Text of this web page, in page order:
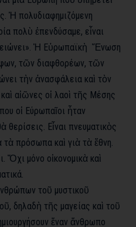
Ἡ πολυδιαφημιζόμενη
πολὺ ἐπενδύσαμε, εἶναι
Ἡ Εὐρωπαϊκὴ Ἕνωση
τῶν διαφθορέων, τῶν
τὴν ἀνασφάλεια καὶ τὸν
αἰῶνες οἱ λαοὶ τῆς Μέσης
οἱ Εύρωπαῖοι ἦταν
θερίσεις. Εἶναι πνευματικὸς
τὰ πρόσωπα καὶ γιὰ τὰ ἔθνη.
Ὄχι μόνο οἰκονομικὰ καὶ
τοῦ μυστικοῦ
δηλαδὴ τῆς μαγείας καὶ τοῦ
ἕναν ἄνθρωπο